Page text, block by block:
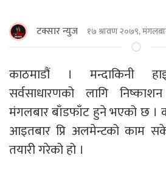
टक्सार न्युज १७ श्रावण २०७९,
काठमाडौं । मन्दाकिनी
सर्वसाधारणको लागि
मंगलबार बाँडफाँट हुने भएको छ ।
आइतबार प्रि अलमेन्टको काम
तयारी गरेको हो ।